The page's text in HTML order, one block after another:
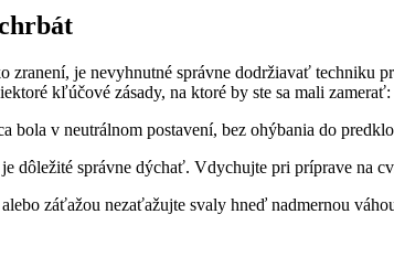
je nevyhnutné správne dodržiavať techniku
kľúčové zásady, na ktoré by ste sa mali zamerať:
bola v neutrálnom postavení, bez ohýbania do
dôležité správne dýchať. Vdychujte pri príprave na
záťažou nezaťažujte svaly hneď nadmernou